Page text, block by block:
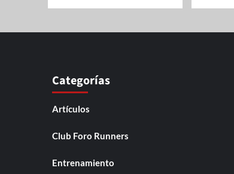
Categorías
Artículos
Club Foro Runners
Entrenamiento